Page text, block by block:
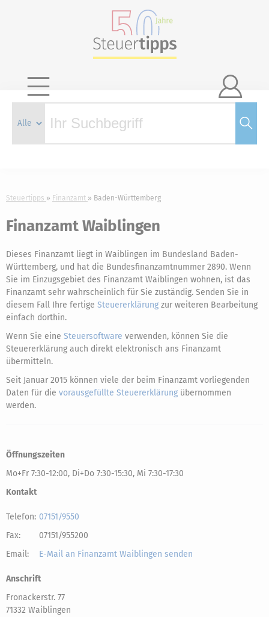

Steuertipps Finanzamt Baden-Württemberg
Finanzamt Waiblingen
Dieses Finanzamt liegt in Waiblingen im Bundesland Baden-
Württemberg, und hat die Bundesfinanzamtnummer 2890. Wenn
Sie im Einzugsgebiet des Finanzamt Waiblingen wohnen, ist das
Finanzamt sehr wahrscheinlich für Sie zuständig. Senden Sie in
diesem Fall Ihre fertige Steuererklärung zur weiteren Bearbeitung
einfach dorthin.
Wenn Sie eine Steuersoftware verwenden, können Sie die
Steuererklärung auch direkt elektronisch ans Finanzamt
übermitteln.
Seit Januar 2015 können viele der beim Finanzamt vorliegenden
Daten für die vorausgefüllte Steuererklärung übernommen
werden.
Öffnungszeiten
Mo+Fr 7:30-12:00, Di+Do 7:30-15:30, Mi 7:30-17:30
Kontakt
Telefon: 07151/9550
Fax:
07151/955200
Email:
E-Mail an Finanzamt Waiblingen senden
Anschrift
Fronackerstr. 77
71332 Waiblingen